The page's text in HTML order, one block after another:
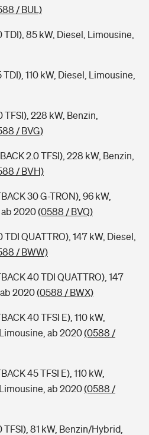
/ BUL)
TDI), 85 kW, Diesel, Limousine,
110 kW, Diesel, Limousine,
TFSI), 228 kW, Benzin,
/ BVG)
2.0 TFSI), 228 kW, Benzin,
/ BVH)
30 G-TRON), 96 kW,
ab 2020(0588 / BVQ)
QUATTRO), 147 kW, Diesel,
/ BWW)
40 TDI QUATTRO), 147
2020(0588 / BWX)
40 TFSI E), 110 kW,
ab 2020(0588 /
45 TFSI E), 110 kW,
ab 2020(0588 /
TFSI), 81 kW, Benzin/Hybrid,